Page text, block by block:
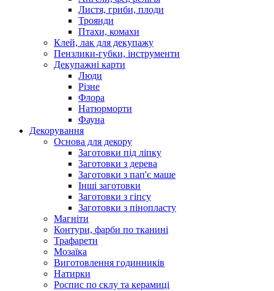
Листя, гриби, плоди
Троянди
Птахи, комахи
Клей, лак для декупажу
Пензлики-губки, інструменти
Декупажні карти
Люди
Різне
Флора
Натюрморти
Фауна
Декорування
Основа для декору
Заготовки під ліпку
Заготовки з дерева
Заготовки з пап'є маше
Інші заготовки
Заготовки з гіпсу
Заготовки з пінопласту
Магніти
Контури, фарби по тканині
Трафарети
Мозаїка
Виготовлення годинників
Натирки
Роспис по склу та керамиці